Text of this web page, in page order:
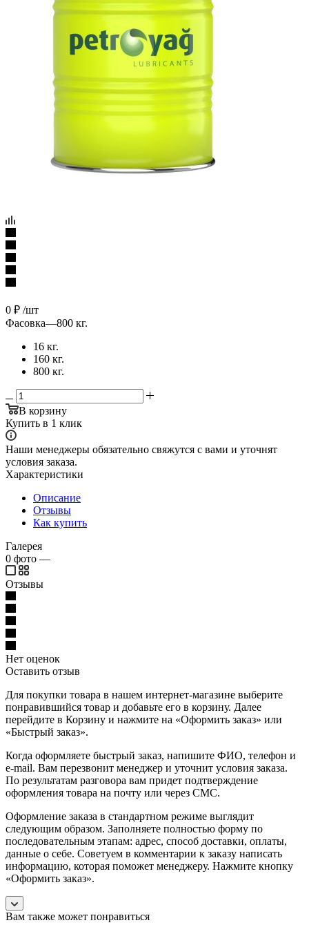
0 ₽ /шт
Фасовка—800 кг.
16 кг.
160 кг.
800 кг.
В корзину
Купить в 1 клик
Наши менеджеры обязательно свяжутся с вами и уточнят
условия заказа.
Характеристики
Описание
Отзывы
Как купить
Галерея
0 фото —
Отзывы
Нет оценок
Оставить отзыв
Для покупки товара в нашем интернет-магазине выберите
понравившийся товар и добавьте его в корзину. Далее
перейдите в Корзину и нажмите на «Оформить заказ» или
«Быстрый заказ».
Когда оформляете быстрый заказ, напишите ФИО, телефон и
e-mail. Вам перезвонит менеджер и уточнит условия заказа.
По результатам разговора вам придет подтверждение
оформления товара на почту или через СМС.
Оформление заказа в стандартном режиме выглядит
следующим образом. Заполняете полностью форму по
последовательным этапам: адрес, способ доставки, оплаты,
данные о себе. Советуем в комментарии к заказу написать
информацию, которая поможет менеджеру. Нажмите кнопку
«Оформить заказ».
Вам также может понравиться